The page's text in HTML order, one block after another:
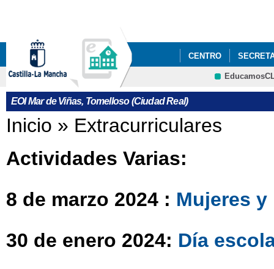
CENTRO
CORREO WEB
EOI Mar de Viñas, Tomelloso (Ciudad Real)
Se encuentra usted aquí
Inicio » Extracurriculares
Actividades Varias:
8 de marzo 2024 : Mujeres y
30 de enero 2024: Día